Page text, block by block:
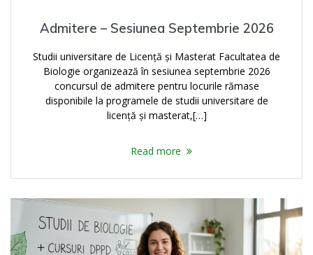
Admitere – Sesiunea Septembrie 2026
Studii universitare de Licență și Masterat Facultatea de
Biologie organizează în sesiunea septembrie 2026
concursul de admitere pentru locurile rămase
disponibile la programele de studii universitare de
licență și masterat,[…]
Read more